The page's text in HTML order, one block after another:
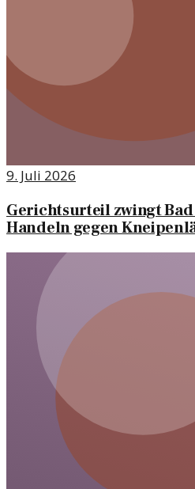
9. Juli 2026
Gerichtsurteil zwingt
Handeln gegen